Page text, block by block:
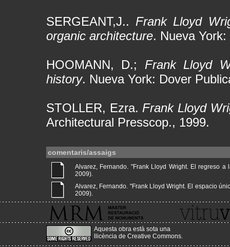
SERGEANT,J.. Frank Lloyd
organic architecture. Nueva
HOOMANN, D.; Frank Lloyd
history. Nueva York: Dover
STOLLER, Ezra. Frank Lloyd
Architectural Presscop., 1999.
comentaris/assaigs
Alvarez, Fernando. "Frank Lloyd Wright. El regreso
2009).
Alvarez, Fernando. "Frank Lloyd Wright. El espacio
2009).
Aquesta obra està sota una
llicència de Creative Commons.